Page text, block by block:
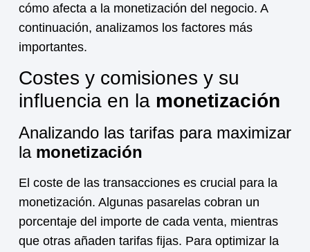
cómo afecta a la monetización del negocio. A
continuación, analizamos los factores más
importantes.
Costes y comisiones y su
influencia en la monetización
Analizando las tarifas para maximizar
la monetización
El coste de las transacciones es crucial para la
monetización. Algunas pasarelas cobran un
porcentaje del importe de cada venta, mientras
que otras añaden tarifas fijas. Para optimizar la